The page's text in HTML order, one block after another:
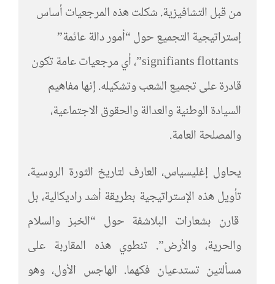
من قبل التشافيزية. شكلت هذه المرجعيات أساس
إستراتيجية التجميع حول “أمور دالة عائمة”
signifiants flottants”، أي مرجعيات عامة تكون
قادرة على تجميع الشعب وتشكيله. إنها مفاهيم
السيادة الوطنية والعدالة والحقوق الاجتماعية،
والمصلحة العامة.
يحاول إغليسياس، العارف لتاريخ الثورة الروسية،
تأويل هذه الإستراتيجية بطريقة أشد راديكالية، بل
قارن بشعارات البلاشفة حول “الخبز والسلام
والحرية، والأرض”. تنطوي هذه المقاربة على
مسألتين تستدعيان فكهما. الهاجس الأول، وهو